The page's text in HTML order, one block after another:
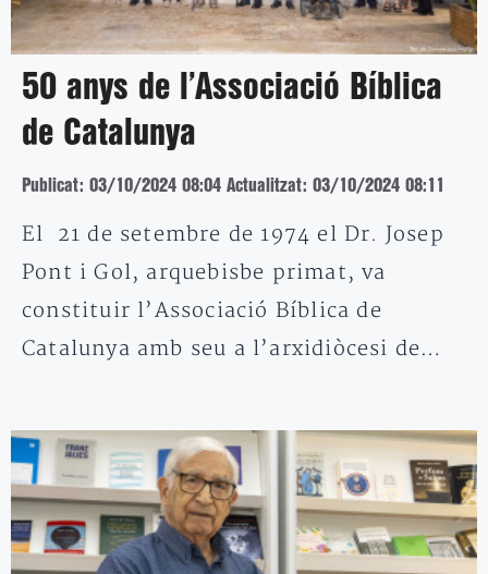
50 anys de l’Associació Bíblica
de Catalunya
Publicat: 03/10/2024 08:04 Actualitzat: 03/10/2024 08:11
El 21 de setembre de 1974 el Dr. Josep
Pont i Gol, arquebisbe primat, va
constituir l’Associació Bíblica de
Catalunya amb seu a l’arxidiòcesi de…